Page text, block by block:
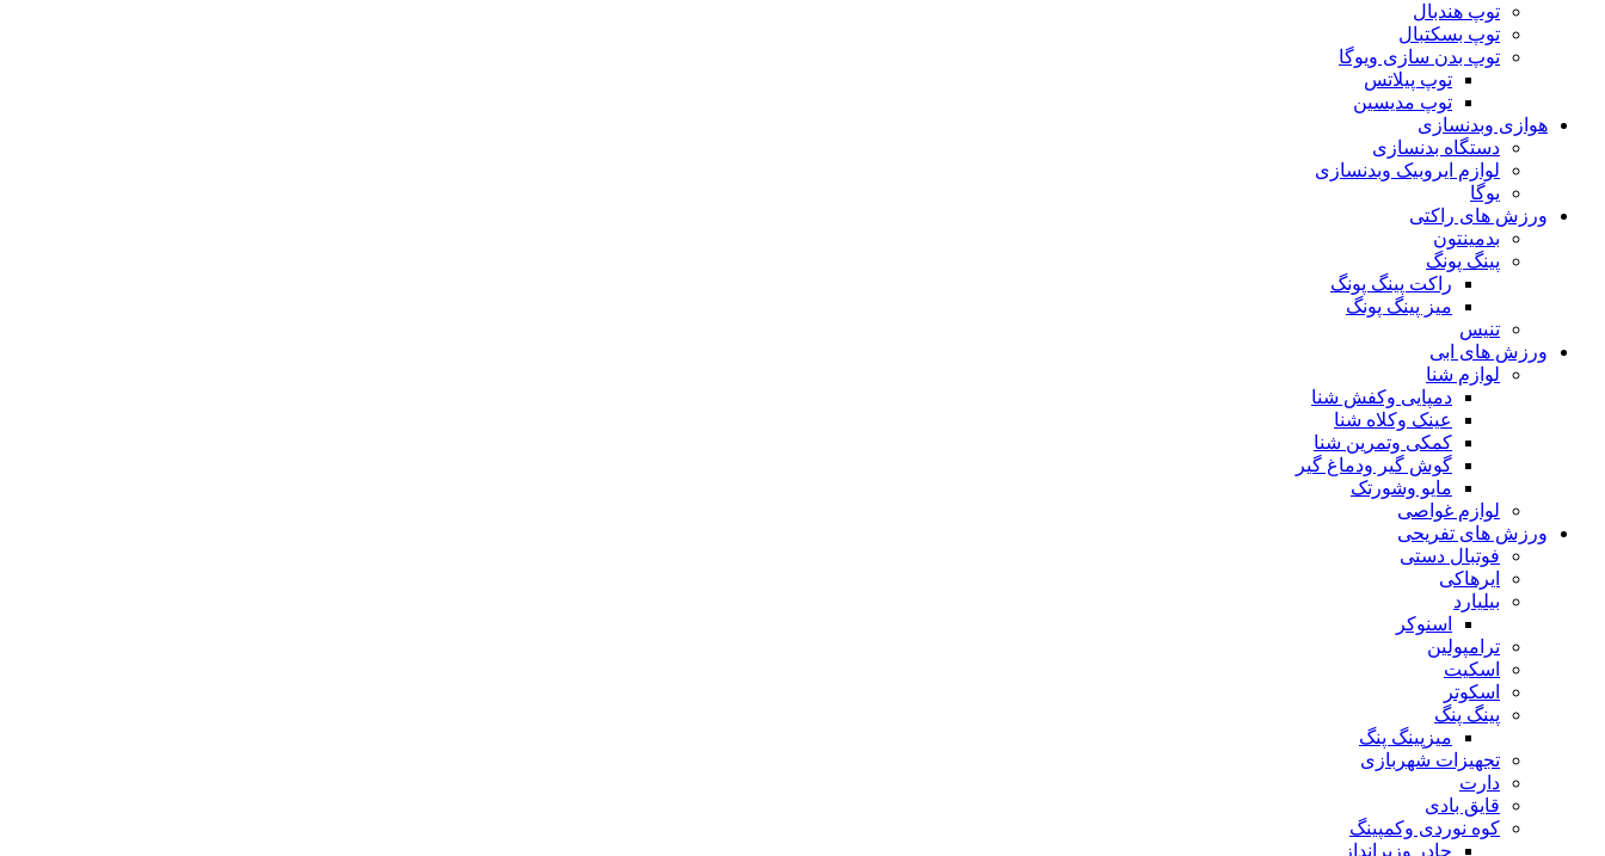
توپ هندبال
توپ بسکتبال
توپ بدن سازی ویوگا
توپ پیلاتس
توپ مدیسین
هوازی وبدنسازی
دستگاه بدنسازی
لوازم ایروبیک وبدنسازی
یوگا
ورزش های راکتی
بدمینتون
پینگ پونگ
راکت پینگ پونگ
میز پینگ پونگ
تنیس
ورزش های ابی
لوازم شنا
دمپایی وکفش شنا
عینک وکلاه شنا
کمکی وتمرین شنا
گوش گیر ودماغ گیر
مایو وشورتک
لوازم غواصی
ورزش های تفریحی
فوتبال دستی
ایرهاکی
بیلیارد
اسنوکر
ترامپولین
اسکیت
اسکوتر
پینگ پنگ
میزپینگ پنگ
تجهیزات شهربازی
دارت
قایق بادی
کوه نوردی وکمپینگ
چادر وزیرانداز